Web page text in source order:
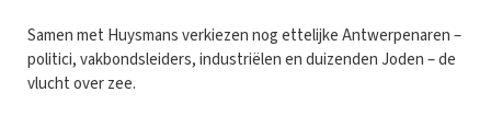
Samen met Huysmans verkiezen nog ettelijke Antwerpenaren –
politici, vakbondsleiders, industriëlen en duizenden Joden – de
vlucht over zee.